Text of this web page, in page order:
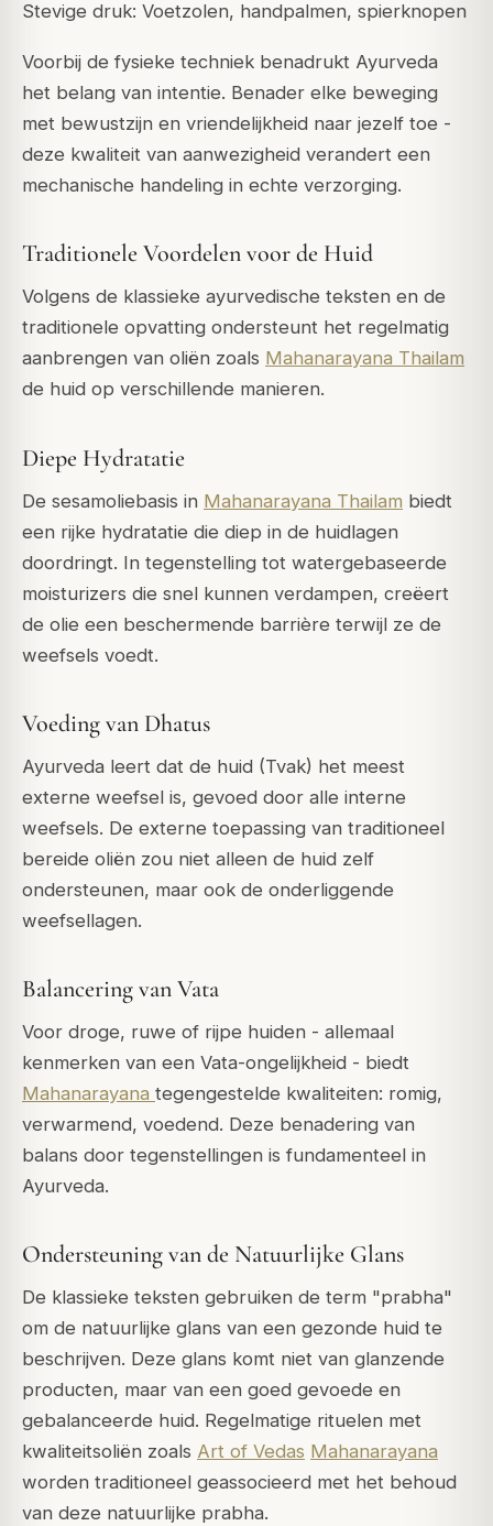
Stevige druk: Voetzolen, handpalmen, spierknopen
Voorbij de fysieke techniek benadrukt Ayurveda
het belang van intentie. Benader elke beweging
met bewustzijn en vriendelijkheid naar jezelf toe -
deze kwaliteit van aanwezigheid verandert een
mechanische handeling in echte verzorging.
Traditionele Voordelen voor de Huid
Volgens de klassieke ayurvedische teksten en de
traditionele opvatting ondersteunt het regelmatig
aanbrengen van oliën zoals Mahanarayana Thailam
de huid op verschillende manieren.
Diepe Hydratatie
De sesamoliebasis in Mahanarayana Thailam biedt
een rijke hydratatie die diep in de huidlagen
doordringt. In tegenstelling tot watergebaseerde
moisturizers die snel kunnen verdampen, creëert
de olie een beschermende barrière terwijl ze de
weefsels voedt.
Voeding van Dhatus
Ayurveda leert dat de huid (Tvak) het meest
externe weefsel is, gevoed door alle interne
weefsels. De externe toepassing van traditioneel
bereide oliën zou niet alleen de huid zelf
ondersteunen, maar ook de onderliggende
weefsellagen.
Balancering van Vata
Voor droge, ruwe of rijpe huiden - allemaal
kenmerken van een Vata-ongelijkheid - biedt
Mahanarayana tegengestelde kwaliteiten: romig,
verwarmend, voedend. Deze benadering van
balans door tegenstellingen is fundamenteel in
Ayurveda.
Ondersteuning van de Natuurlijke Glans
De klassieke teksten gebruiken de term "prabha"
om de natuurlijke glans van een gezonde huid te
beschrijven. Deze glans komt niet van glanzende
producten, maar van een goed gevoede en
gebalanceerde huid. Regelmatige rituelen met
kwaliteitsoliën zoals Art of Vedas Mahanarayana
worden traditioneel geassocieerd met het behoud
van deze natuurlijke prabha.